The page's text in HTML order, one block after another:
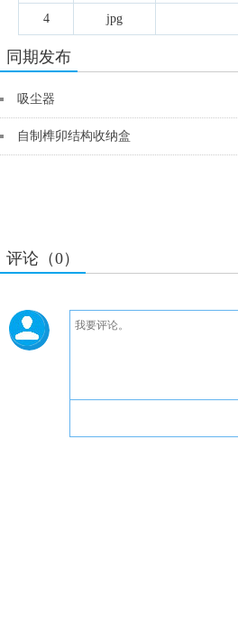
4 jpg
同期发布
吸尘器
自制榫卯结构收纳盒
评论（0）